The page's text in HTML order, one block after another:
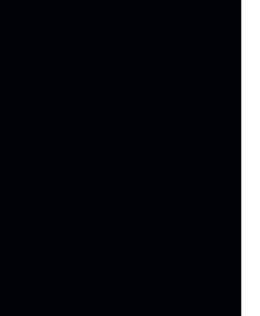
e “As cadeias serão seguras,
casas para a separação dos
dos seus crimes”.
de Estado — composto por
— após D. Pedro I cercar
Constituinte, no primeiro dos
do Brasil registra. Insatisfeito
do Legislativo sobre o Executivo
(como é de praxe nas
quais o rei “reina, mas não
pelos historiadores como
Poder Moderador. Colocado
absolutista (aplicado apenas no
inviolável e sagrada, não
a sua prerrogativa nomear e
e dissolver a Câmara dos
Podia também interferir no
e perdoando ou reduzindo